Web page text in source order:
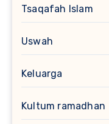
Tsaqafah Islam
Uswah
Keluarga
Kultum ramadhan